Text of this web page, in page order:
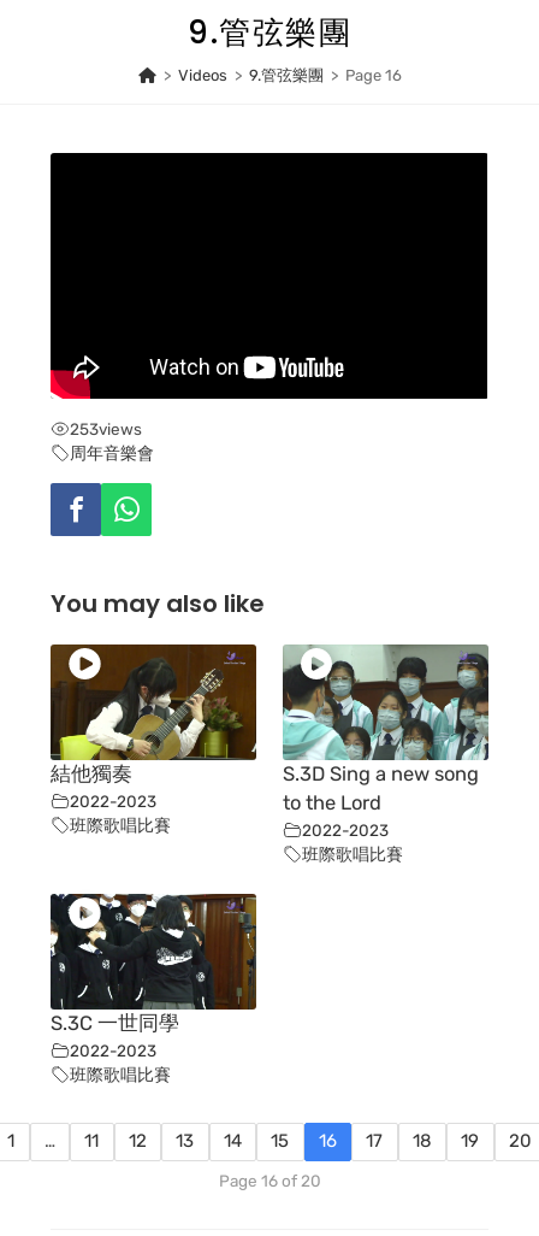
9.管弦樂團
> Videos > 9.管弦樂團 > Page 16
253views
周年音樂會
You may also like
結他獨奏
2022-2023
班際歌唱比賽
S.3D Sing a new song
to the Lord
2022-2023
班際歌唱比賽
S.3C 一世同學
2022-2023
班際歌唱比賽
1 … 11 12 13 14 15 16 17 18 19 20
Page 16 of 20